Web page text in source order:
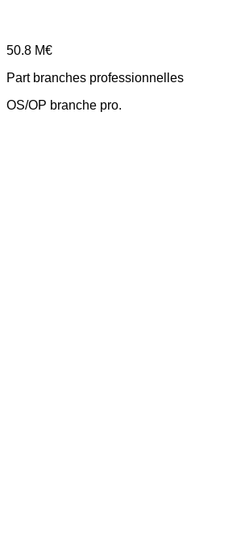
50.8 M€
Part branches professionnelles
OS/OP branche pro.